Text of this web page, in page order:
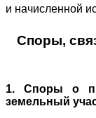
и начисленной
Споры,
1. Споры о
земельный